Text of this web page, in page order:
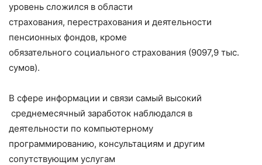
уровень сложился в области
страхования, перестрахования и деятельности
пенсионных фондов, кроме
обязательного социального страхования (9097,9 тыс.
сумов).
В сфере информации и связи самый высокий
среднемесячный заработок наблюдался в
деятельности по компьютерному
программированию, консультациям и другим
сопутствующим услугам